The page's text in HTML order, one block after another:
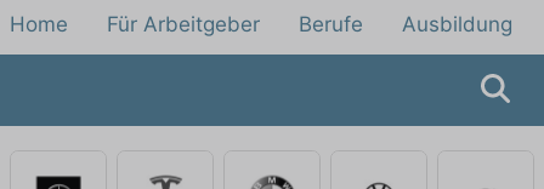
Home Für Arbeitgeber Berufe Ausbildung